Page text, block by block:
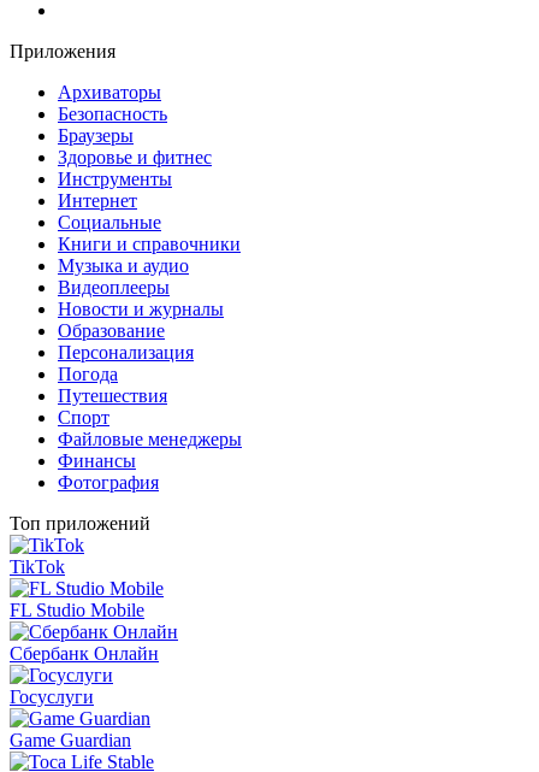
Приложения
Архиваторы
Безопасность
Браузеры
Здоровье и фитнес
Инструменты
Интернет
Социальные
Книги и справочники
Музыка и аудио
Видеоплееры
Новости и журналы
Образование
Персонализация
Погода
Путешествия
Спорт
Файловые менеджеры
Финансы
Фотография
Топ приложений
TikTok
FL Studio Mobile
Сбербанк Онлайн
Госуслуги
Game Guardian